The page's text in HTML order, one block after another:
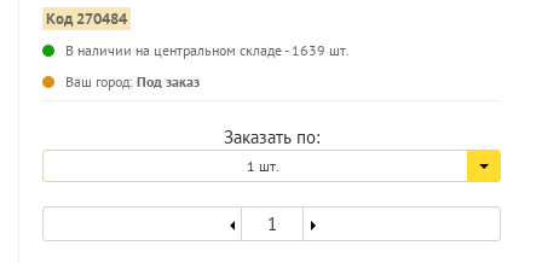
Код 270484
В наличии на центральном складе - 1639 шт.
Ваш город: Под заказ
Заказать по:
1 шт.